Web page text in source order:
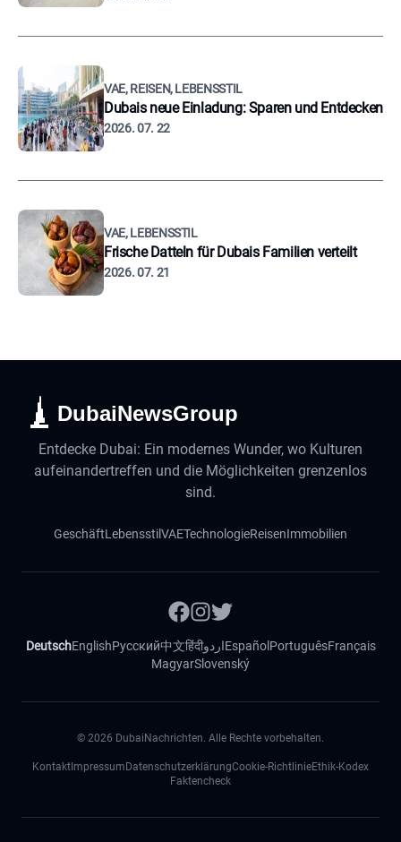
VAE, REISEN, LEBENSSTIL
Dubais neue Einladung: Sparen und Entdecken
2026. 07. 22
VAE, LEBENSSTIL
Frische Datteln für Dubais Familien verteilt
2026. 07. 21
DubaiNewsGroup
Entdecke Dubai: Ein modernes Wunder, wo Kulturen
aufeinandertreffen und die Möglichkeiten grenzenlos
sind.
GeschäftLebensstilVAETechnologieReisenImmobilien
DeutschEnglishРусский中文हिंदीاردوEspañol PortuguêsFrançais
MagyarSlovenský
© 2026 DubaiNachrichten. Alle Rechte vorbehalten.
Kontakt Impressum DatenschutzerklärungCookie-RichtlinieEthik-Kodex
Faktencheck